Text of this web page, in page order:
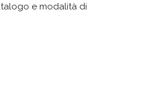
e modalità di